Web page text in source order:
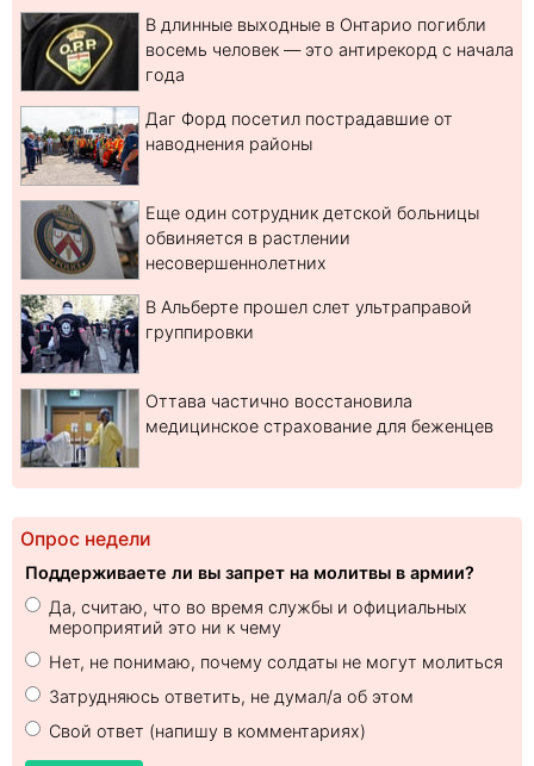
В длинные выходные в Онтарио погибли
восемь человек — это антирекорд с начала
года
Даг Форд посетил пострадавшие от
наводнения районы
Еще один сотрудник детской больницы
обвиняется в растлении
несовершеннолетних
В Альберте прошел слет ультраправой
группировки
Оттава частично восстановила
медицинское страхование для беженцев
Опрос недели
Поддерживаете ли вы запрет на молитвы в армии?
Да, считаю, что во время службы и официальных
мероприятий это ни к чему
Нет, не понимаю, почему солдаты не могут молиться
Затрудняюсь ответить, не думал/а об этом
Свой ответ (напишу в комментариях)